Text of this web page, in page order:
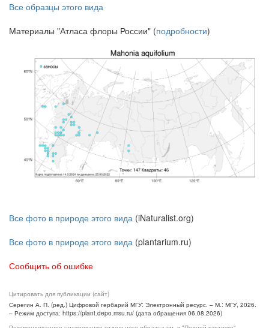
Все образцы этого вида
Материалы "Атласа флоры России" (подробности)
Все фото в природе этого вида (iNaturalist.org)
Все фото в природе этого вида (plantarium.ru)
Сообщить об ошибке
Цитировать для публикации (сайт)
Серегин А. П. (ред.) Цифровой гербарий МГУ: Электронный ресурс. – М.: МГУ, 2026.
– Режим доступа: https://plant.depo.msu.ru/ (дата обращения 06.08.2026)